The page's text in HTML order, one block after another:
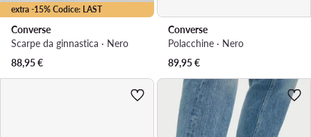
extra -15% Codice: LAST
Converse
Scarpe da ginnastica · Nero
88,95€
Converse
Polacchine · Nero
89,95€